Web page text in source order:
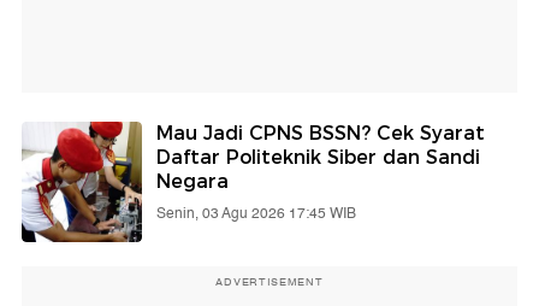
Mau Jadi CPNS BSSN? Cek Syarat
Daftar Politeknik Siber dan Sandi
Negara
Senin, 03 Agu 2026 17:45 WIB
ADVERTISEMENT